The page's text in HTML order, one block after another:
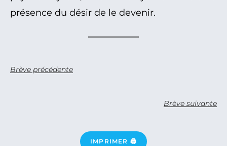
présence du désir de le devenir.
Brève précédente
Brève suivante
IMPRIMER 🖨